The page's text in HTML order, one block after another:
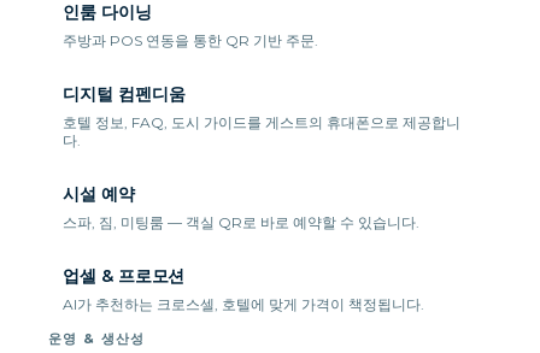
인룸 다이닝
주방과 POS 연동을 통한 QR 기반 주문.
디지털 컴펜디움
호텔 정보, FAQ, 도시 가이드를 게스트의 휴대폰으로 제공합니
다.
시설 예약
스파, 짐, 미팅룸 — 객실 QR로 바로 예약할 수 있습니다.
업셀 & 프로모션
AI가 추천하는 크로스셀, 호텔에 맞게 가격이 책정됩니다.
운영 & 생산성